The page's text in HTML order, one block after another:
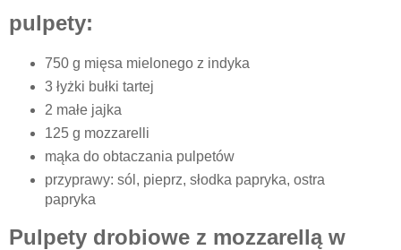
pulpety:
750 g mięsa mielonego z indyka
3 łyżki bułki tartej
2 małe jajka
125 g mozzarelli
mąka do obtaczania pulpetów
przyprawy: sól, pieprz, słodka papryka, ostra
papryka
Pulpety drobiowe z mozzarellą w